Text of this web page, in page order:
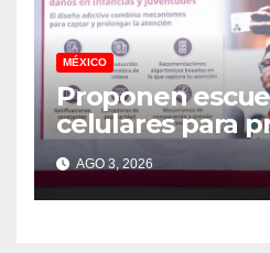
MÉXICO
Proponen
celulares para
menores de
transtornos
AGO 3, 2026